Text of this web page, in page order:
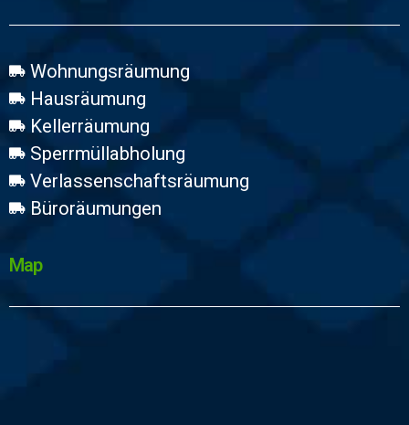
Wohnungsräumung
Hausräumung
Kellerräumung
Sperrmüllabholung
Verlassenschaftsräumung
Büroräumungen
Map